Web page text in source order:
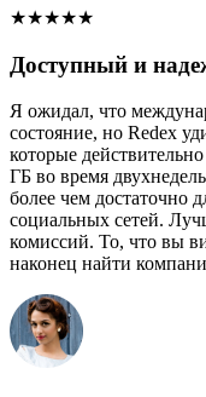
★★★★★
Доступный и
Я ожидал, что
состояние, но Redex
которые
ГБ во время
более чем достаточно
социальных сетей.
комиссий. То, что вы
наконец найти